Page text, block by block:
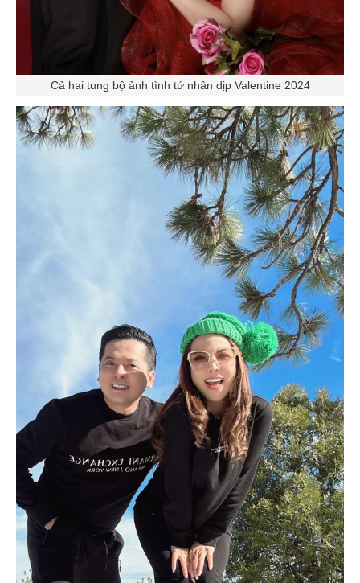
Cả hai tung bộ ảnh tình tứ nhân dịp Valentine 2024